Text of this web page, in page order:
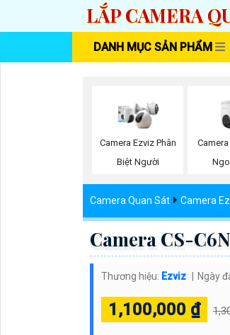
LẮP CAMERA
DANH MỤC SẢN PHẨM
Camera Ezviz Phân
Biệt Người
Camera Quan Sát Camera
Camera CS-
Thương hiệu: Ezviz Ngày
1,100,000 ₫